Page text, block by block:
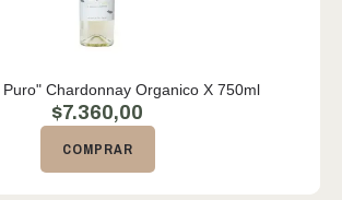
Chardonnay Organico X 750ml
$7.360,00
COMPRAR